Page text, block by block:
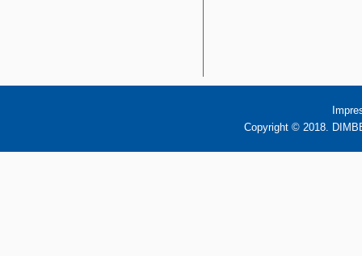
Copyright © 2018.